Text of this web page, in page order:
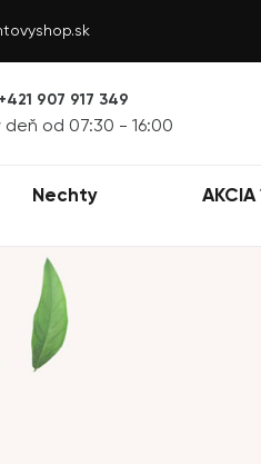
+421 907 917 349
deň od 07:30 - 16:00
Nechty AKCIA